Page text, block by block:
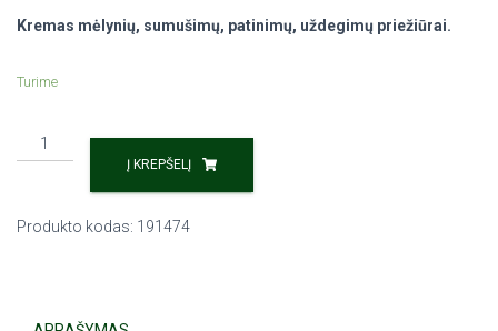
Kremas mėlynių, sumušimų, patinimų, uždegimų priežiūrai.
Turime
Į KREPŠELĮ
Produkto kodas: 191474